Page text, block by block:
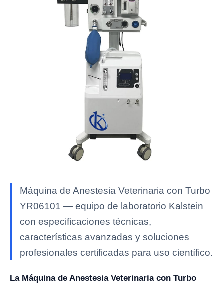
Máquina de Anestesia Veterinaria con Turbo
YR06101 — equipo de laboratorio Kalstein
con especificaciones técnicas,
características avanzadas y soluciones
profesionales certificadas para uso científico.
La Máquina de Anestesia Veterinaria con Turbo